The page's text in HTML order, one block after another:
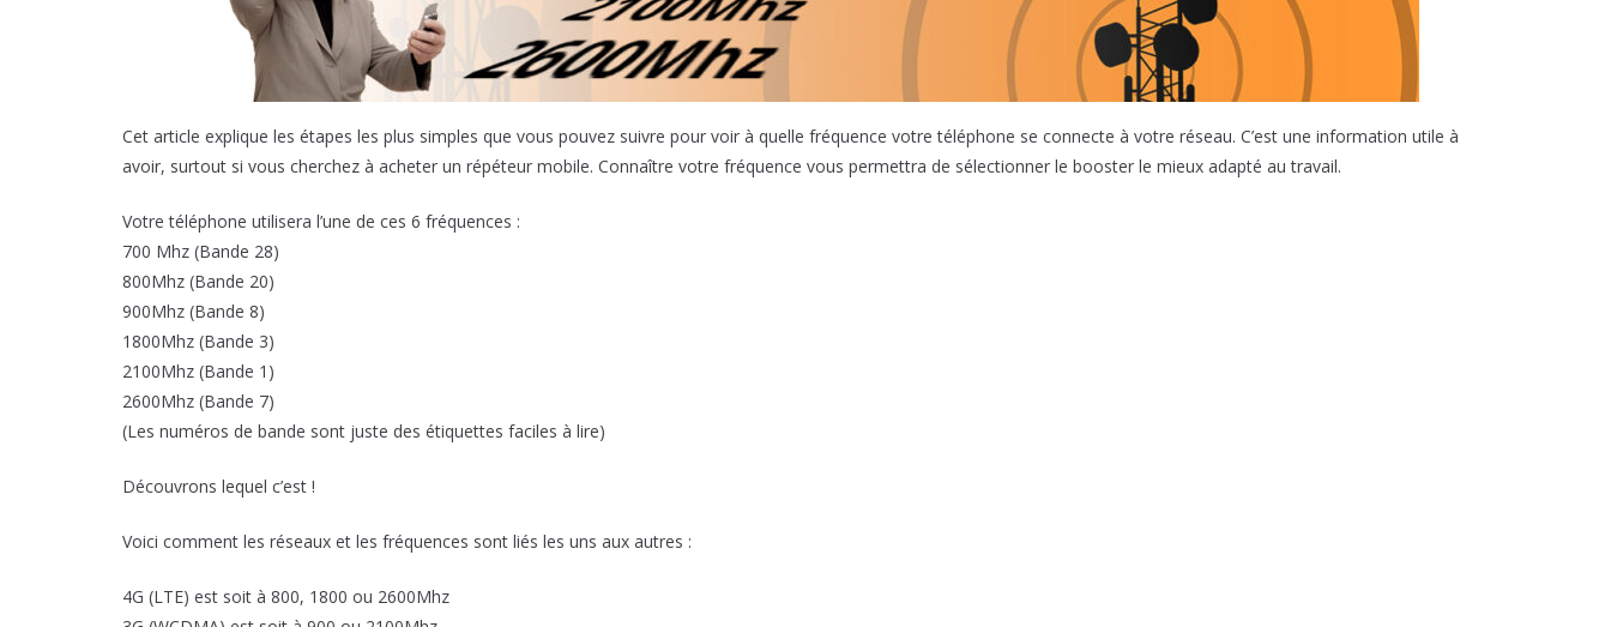
Cet article explique les étapes les plus simples que vous pouvez suivre pour voir à quelle fréquence votre téléphone se connecte à votre réseau. C’est une information utile à
avoir, surtout si vous cherchez à acheter un répéteur mobile. Connaître votre fréquence vous permettra de sélectionner le booster le mieux adapté au travail.
Votre téléphone utilisera l’une de ces 6 fréquences :
700 Mhz (Bande 28)
800Mhz (Bande 20)
900Mhz (Bande 8)
1800Mhz (Bande 3)
2100Mhz (Bande 1)
2600Mhz (Bande 7)
(Les numéros de bande sont juste des étiquettes faciles à lire)
Découvrons lequel c’est !
Voici comment les réseaux et les fréquences sont liés les uns aux autres :
4G (LTE) est soit à 800, 1800 ou 2600Mhz